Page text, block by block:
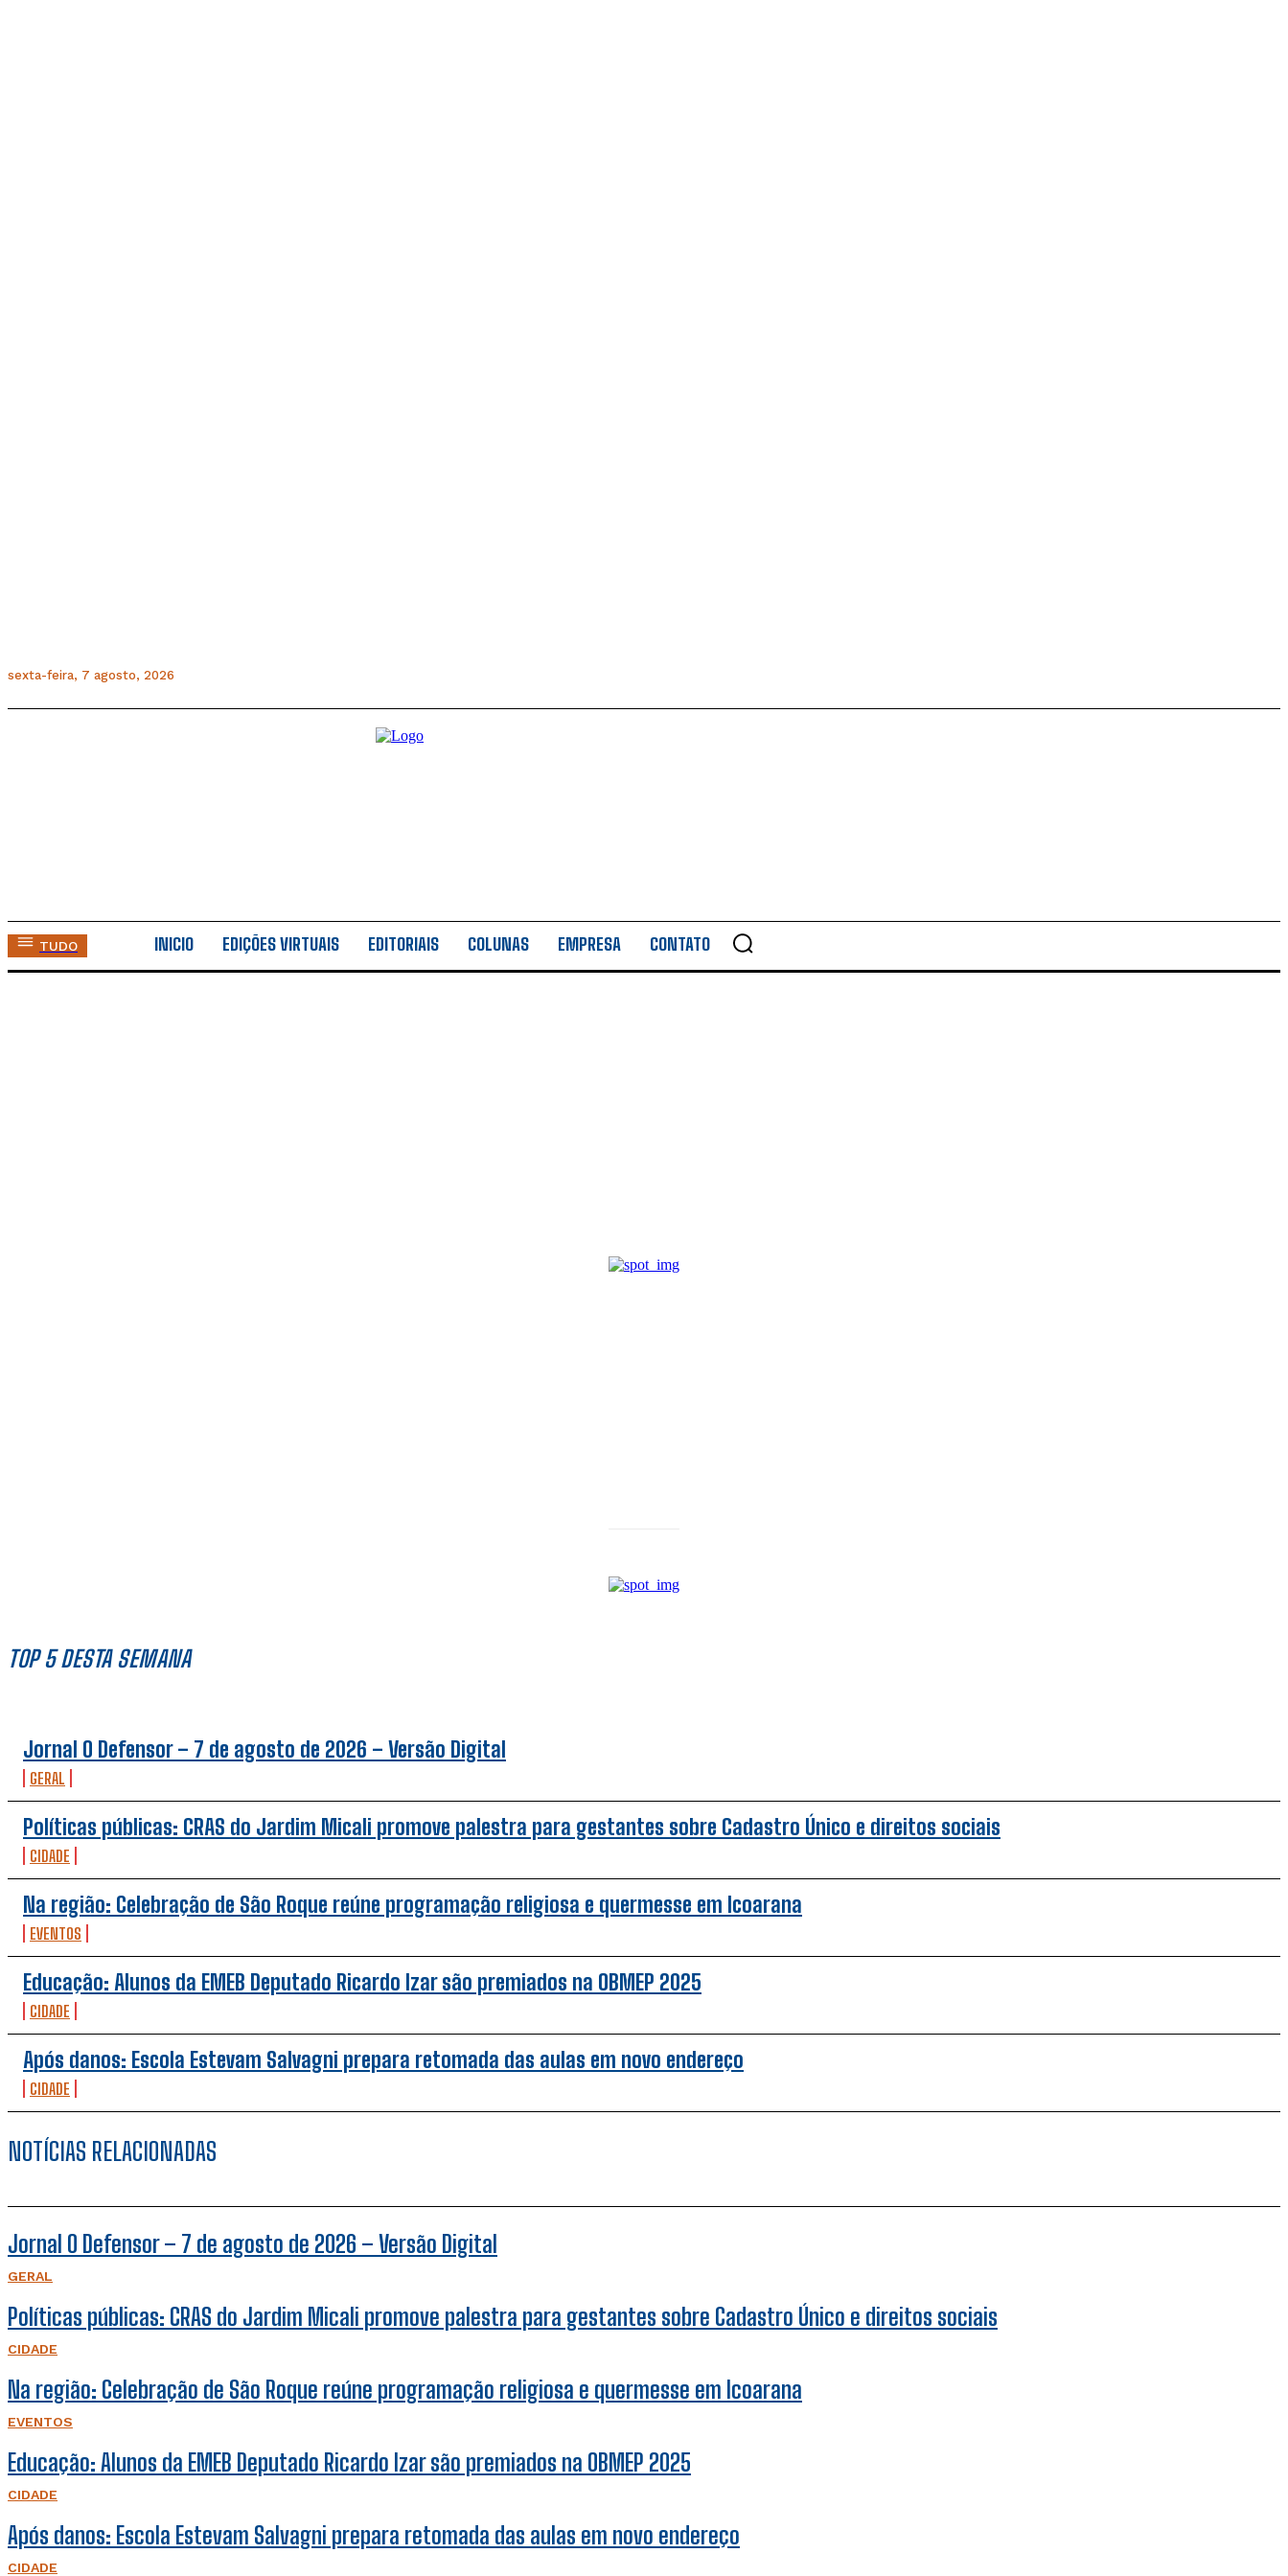
sexta-feira, 7 agosto, 2026
TUDO INICIO EDIÇÕES VIRTUAIS EDITORIAIS COLUNAS EMPRESA CONTATO
TOP 5 DESTA SEMANA
Jornal O Defensor – 7 de agosto de 2026 – Versão Digital
GERAL
Políticas públicas: CRAS do Jardim Micali promove palestra para gestantes sobre Cadastro Único e direitos sociais
CIDADE
Na região: Celebração de São Roque reúne programação religiosa e quermesse em Icoarana
EVENTOS
Educação: Alunos da EMEB Deputado Ricardo Izar são premiados na OBMEP 2025
CIDADE
Após danos: Escola Estevam Salvagni prepara retomada das aulas em novo endereço
CIDADE
NOTÍCIAS RELACIONADAS
Jornal O Defensor – 7 de agosto de 2026 – Versão Digital
GERAL
Políticas públicas: CRAS do Jardim Micali promove palestra para gestantes sobre Cadastro Único e direitos sociais
CIDADE
Na região: Celebração de São Roque reúne programação religiosa e quermesse em Icoarana
EVENTOS
Educação: Alunos da EMEB Deputado Ricardo Izar são premiados na OBMEP 2025
CIDADE
Após danos: Escola Estevam Salvagni prepara retomada das aulas em novo endereço
CIDADE